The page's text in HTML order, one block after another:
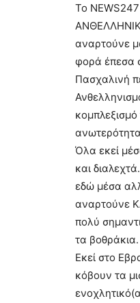
Το ΝΕWS247
αναρτούνε
φορά έπεσα
Πασχαλινή
Όλα εκεί
και
εδώ μέσα
αναρτούνε
πολύ
τα βοθράκια.
Εκεί στο
κόβουν τα